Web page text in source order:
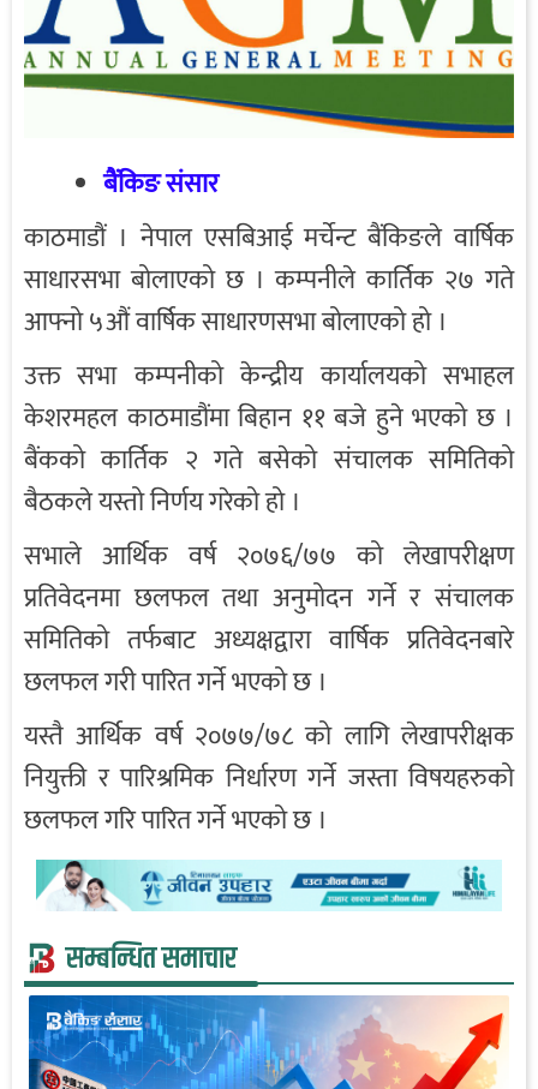
बैंकिङ संसार
काठमाडौं । नेपाल एसबिआई मर्चेन्ट बैंकिङले वार्षिक
साधारसभा बोलाएको छ । कम्पनीले कार्तिक २७ गते
आफ्नो ५औं वार्षिक साधारणसभा बोलाएको हो ।
उक्त सभा कम्पनीको केन्द्रीय कार्यालयको सभाहल
केशरमहल काठमाडौंमा बिहान ११ बजे हुने भएको छ ।
बैंकको कार्तिक २ गते बसेको संचालक समितिको
बैठकले यस्तो निर्णय गरेको हो ।
सभाले आर्थिक वर्ष २०७६/७७ को लेखापरीक्षण
प्रतिवेदनमा छलफल तथा अनुमोदन गर्ने र संचालक
समितिको तर्फबाट अध्यक्षद्वारा वार्षिक प्रतिवेदनबारे
छलफल गरी पारित गर्ने भएको छ ।
यस्तै आर्थिक वर्ष २०७७/७८ को लागि लेखापरीक्षक
नियुक्ती र पारिश्रमिक निर्धारण गर्ने जस्ता विषयहरुको
छलफल गरि पारित गर्ने भएको छ ।
सम्बन्धित समाचार